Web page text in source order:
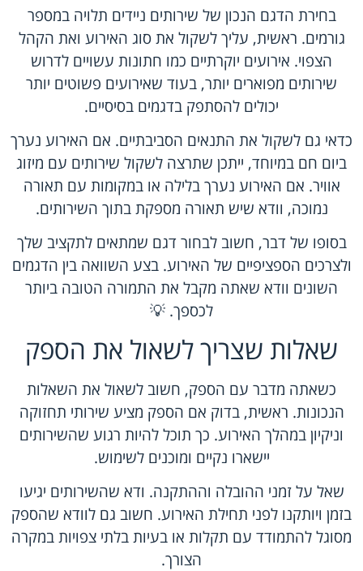
בחירת הדגם הנכון של שירותים ניידים תלויה במספר
גורמים. ראשית, עליך לשקול את סוג האירוע ואת הקהל
הצפוי. אירועים יוקרתיים כמו חתונות עשויים לדרוש
שירותים מפוארים יותר, בעוד שאירועים פשוטים יותר
יכולים להסתפק בדגמים בסיסיים.
כדאי גם לשקול את התנאים הסביבתיים. אם האירוע נערך
ביום חם במיוחד, ייתכן שתרצה לשקול שירותים עם מיזוג
אוויר. אם האירוע נערך בלילה או במקומות עם תאורה
נמוכה, וודא שיש תאורה מספקת בתוך השירותים.
בסופו של דבר, חשוב לבחור דגם שמתאים לתקציב שלך
ולצרכים הספציפיים של האירוע. בצע השוואה בין הדגמים
השונים וודא שאתה מקבל את התמורה הטובה ביותר
לכספך. 💡
שאלות שצריך לשאול את הספק
כשאתה מדבר עם הספק, חשוב לשאול את השאלות
הנכונות. ראשית, בדוק אם הספק מציע שירותי תחזוקה
וניקיון במהלך האירוע. כך תוכל להיות רגוע שהשירותים
יישארו נקיים ומוכנים לשימוש.
שאל על זמני ההובלה וההתקנה. ודא שהשירותים יגיעו
בזמן ויותקנו לפני תחילת האירוע. חשוב גם לוודא שהספק
מסוגל להתמודד עם תקלות או בעיות בלתי צפויות במקרה
הצורך.